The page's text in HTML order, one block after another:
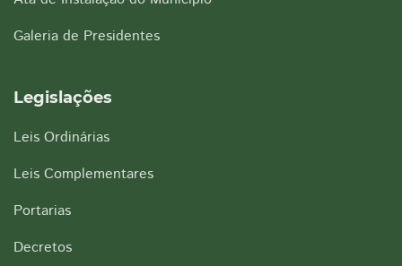
Galeria de Presidentes
Legislações
Leis Ordinárias
Leis Complementares
Portarias
Decretos